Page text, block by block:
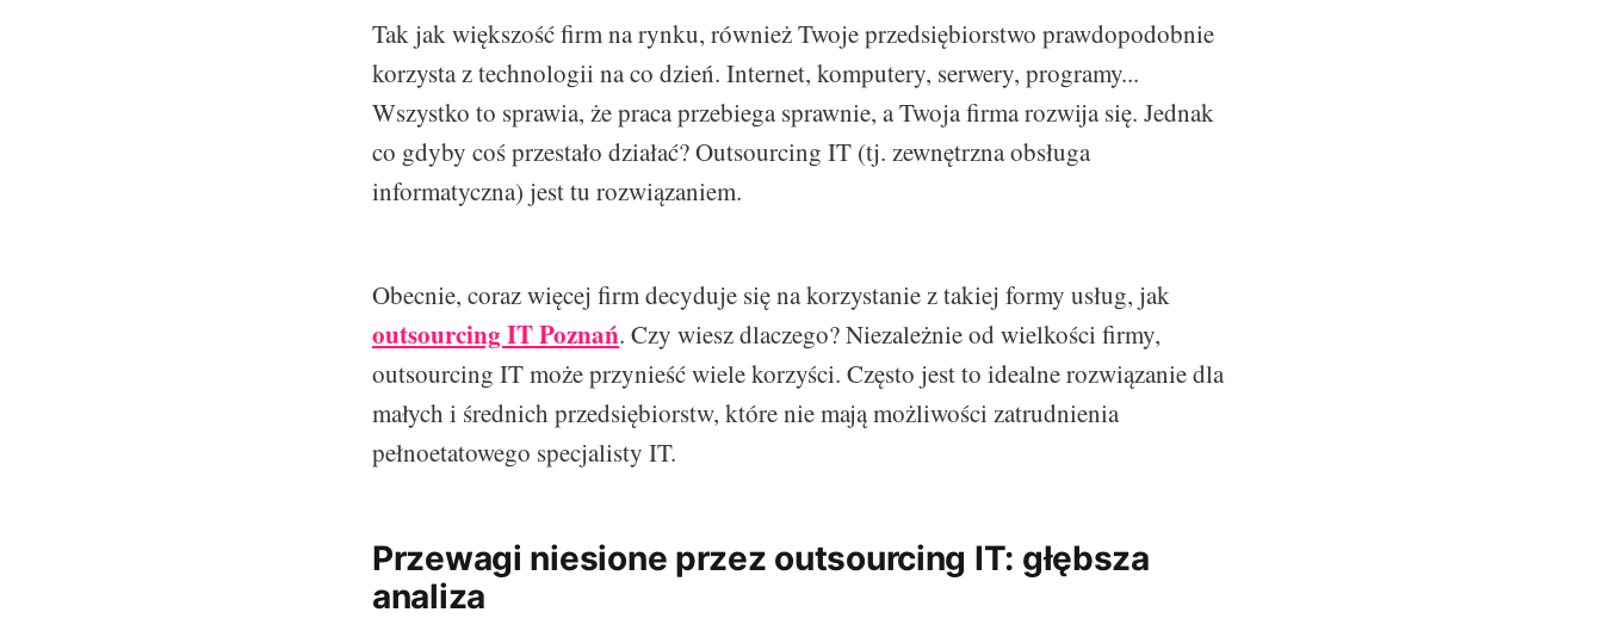
Tak jak większość firm na rynku, również Twoje przedsiębiorstwo prawdopodobnie
korzysta z technologii na co dzień. Internet, komputery, serwery, programy...
Wszystko to sprawia, że praca przebiega sprawnie, a Twoja firma rozwija się. Jednak
co gdyby coś przestało działać? Outsourcing IT (tj. zewnętrzna obsługa
informatyczna) jest tu rozwiązaniem.
Obecnie, coraz więcej firm decyduje się na korzystanie z takiej formy usług, jak
outsourcing IT Poznań. Czy wiesz dlaczego? Niezależnie od wielkości firmy,
outsourcing IT może przynieść wiele korzyści. Często jest to idealne rozwiązanie dla
małych i średnich przedsiębiorstw, które nie mają możliwości zatrudnienia
pełnoetatowego specjalisty IT.
Przewagi niesione przez outsourcing IT: głębsza
analiza